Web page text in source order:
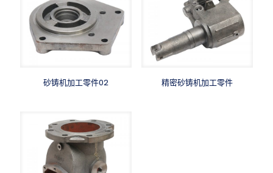
砂铸机加工零件02 精密砂铸机加工零件